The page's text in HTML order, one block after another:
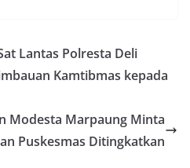
Lantas Polresta Deli
Kamtibmas kepada
Modesta Marpaung Minta
Puskesmas Ditingkatkan